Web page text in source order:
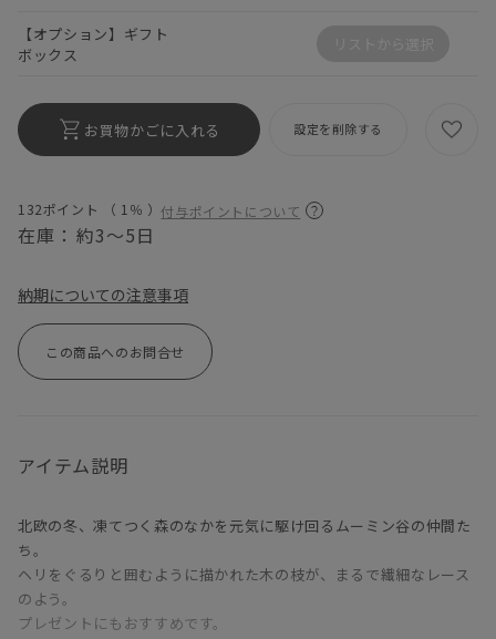
132ポイント （ 1％ ） 付与ポイントについて
在庫： 約3～5日
【オプション】ギフト
ボックス
お買物かごに入れる 設定を削除する
納期についての注意事項
この商品へのお問合せ
アイテム説明
北欧の冬、凍てつく森のなかを元気に駆け回るムーミン谷の仲間た
ち。
ヘリをぐるりと囲むように描かれた木の枝が、まるで繊細なレース
のよう。
プレゼントにもおすすめです。